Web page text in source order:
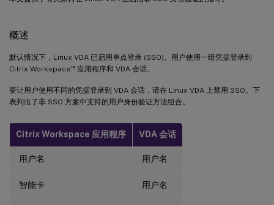
概述
默认情况下，Linux VDA 已启用单点登录 (SSO)。用户使用一组凭据登录到
Citrix Workspace™应用程序和 VDA 会话。
要让用户使用不同的凭据登录到 VDA 会话，请在 Linux VDA 上禁用 SSO。下
表列出了非 SSO 方案中支持的用户身份验证方法组合。
Citrix Workspace 应用程序 VDA 会话
用户名 用户名
智能卡 用户名